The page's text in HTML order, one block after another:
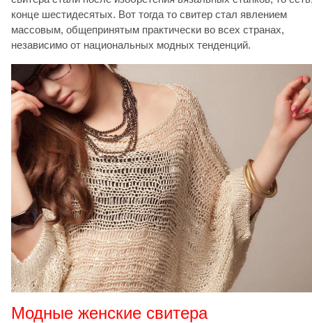
конце шестидесятых. Вот тогда то свитер стал явлением
массовым, общепринятым практически во всех странах,
независимо от национальных модных тенденций.
Модные женские свитера